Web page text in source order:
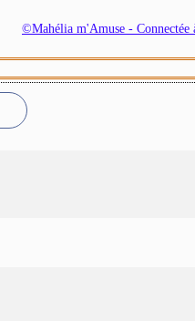
©Mahélia m'Amuse - Connectée